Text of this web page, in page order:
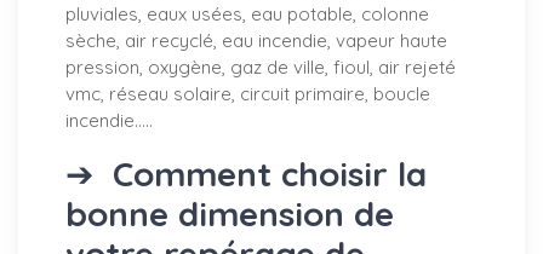
pluviales, eaux usées, eau potable, colonne
sèche, air recyclé, eau incendie, vapeur haute
pression, oxygène, gaz de ville, fioul, air rejeté
vmc, réseau solaire, circuit primaire, boucle
incendie.....
➔ Comment choisir la
bonne dimension de